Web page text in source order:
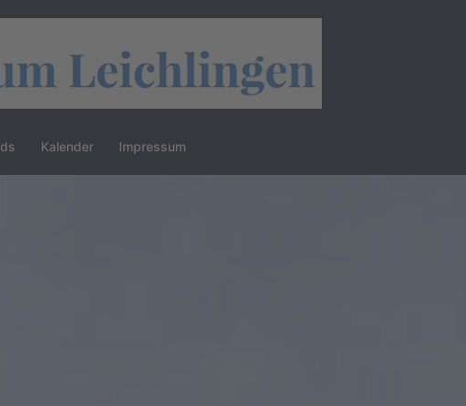
Kalender Impressum